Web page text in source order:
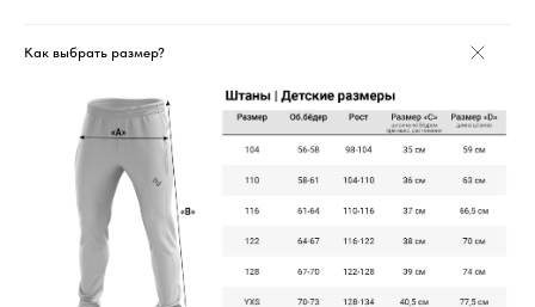
Как выбрать размер?